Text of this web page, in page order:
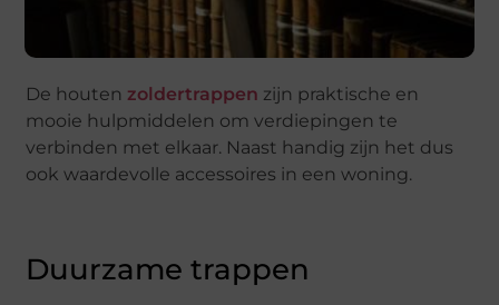
De houten zoldertrappen zijn praktische en
mooie hulpmiddelen om verdiepingen te
verbinden met elkaar. Naast handig zijn het dus
ook waardevolle accessoires in een woning.
Duurzame trappen